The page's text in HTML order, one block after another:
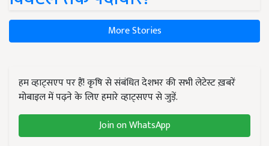
More Stories
हम व्हाट्सएप पर हैं! कृषि से संबंधित देशभर की सभी लेटेस्ट ख़बरें
मोबाइल में पढ़ने के लिए हमारे व्हाट्सएप से जुड़ें.
Join on WhatsApp